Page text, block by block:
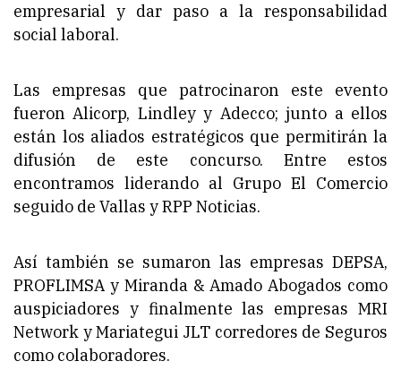
empresarial y dar paso a la responsabilidad
social laboral.
Las empresas que patrocinaron este evento
fueron Alicorp, Lindley y Adecco; junto a ellos
están los aliados estratégicos que permitirán la
difusión de este concurso. Entre estos
encontramos liderando al Grupo El Comercio
seguido de Vallas y RPP Noticias.
Así también se sumaron las empresas DEPSA,
PROFLIMSA y Miranda & Amado Abogados como
auspiciadores y finalmente las empresas MRI
Network y Mariategui JLT corredores de Seguros
como colaboradores.